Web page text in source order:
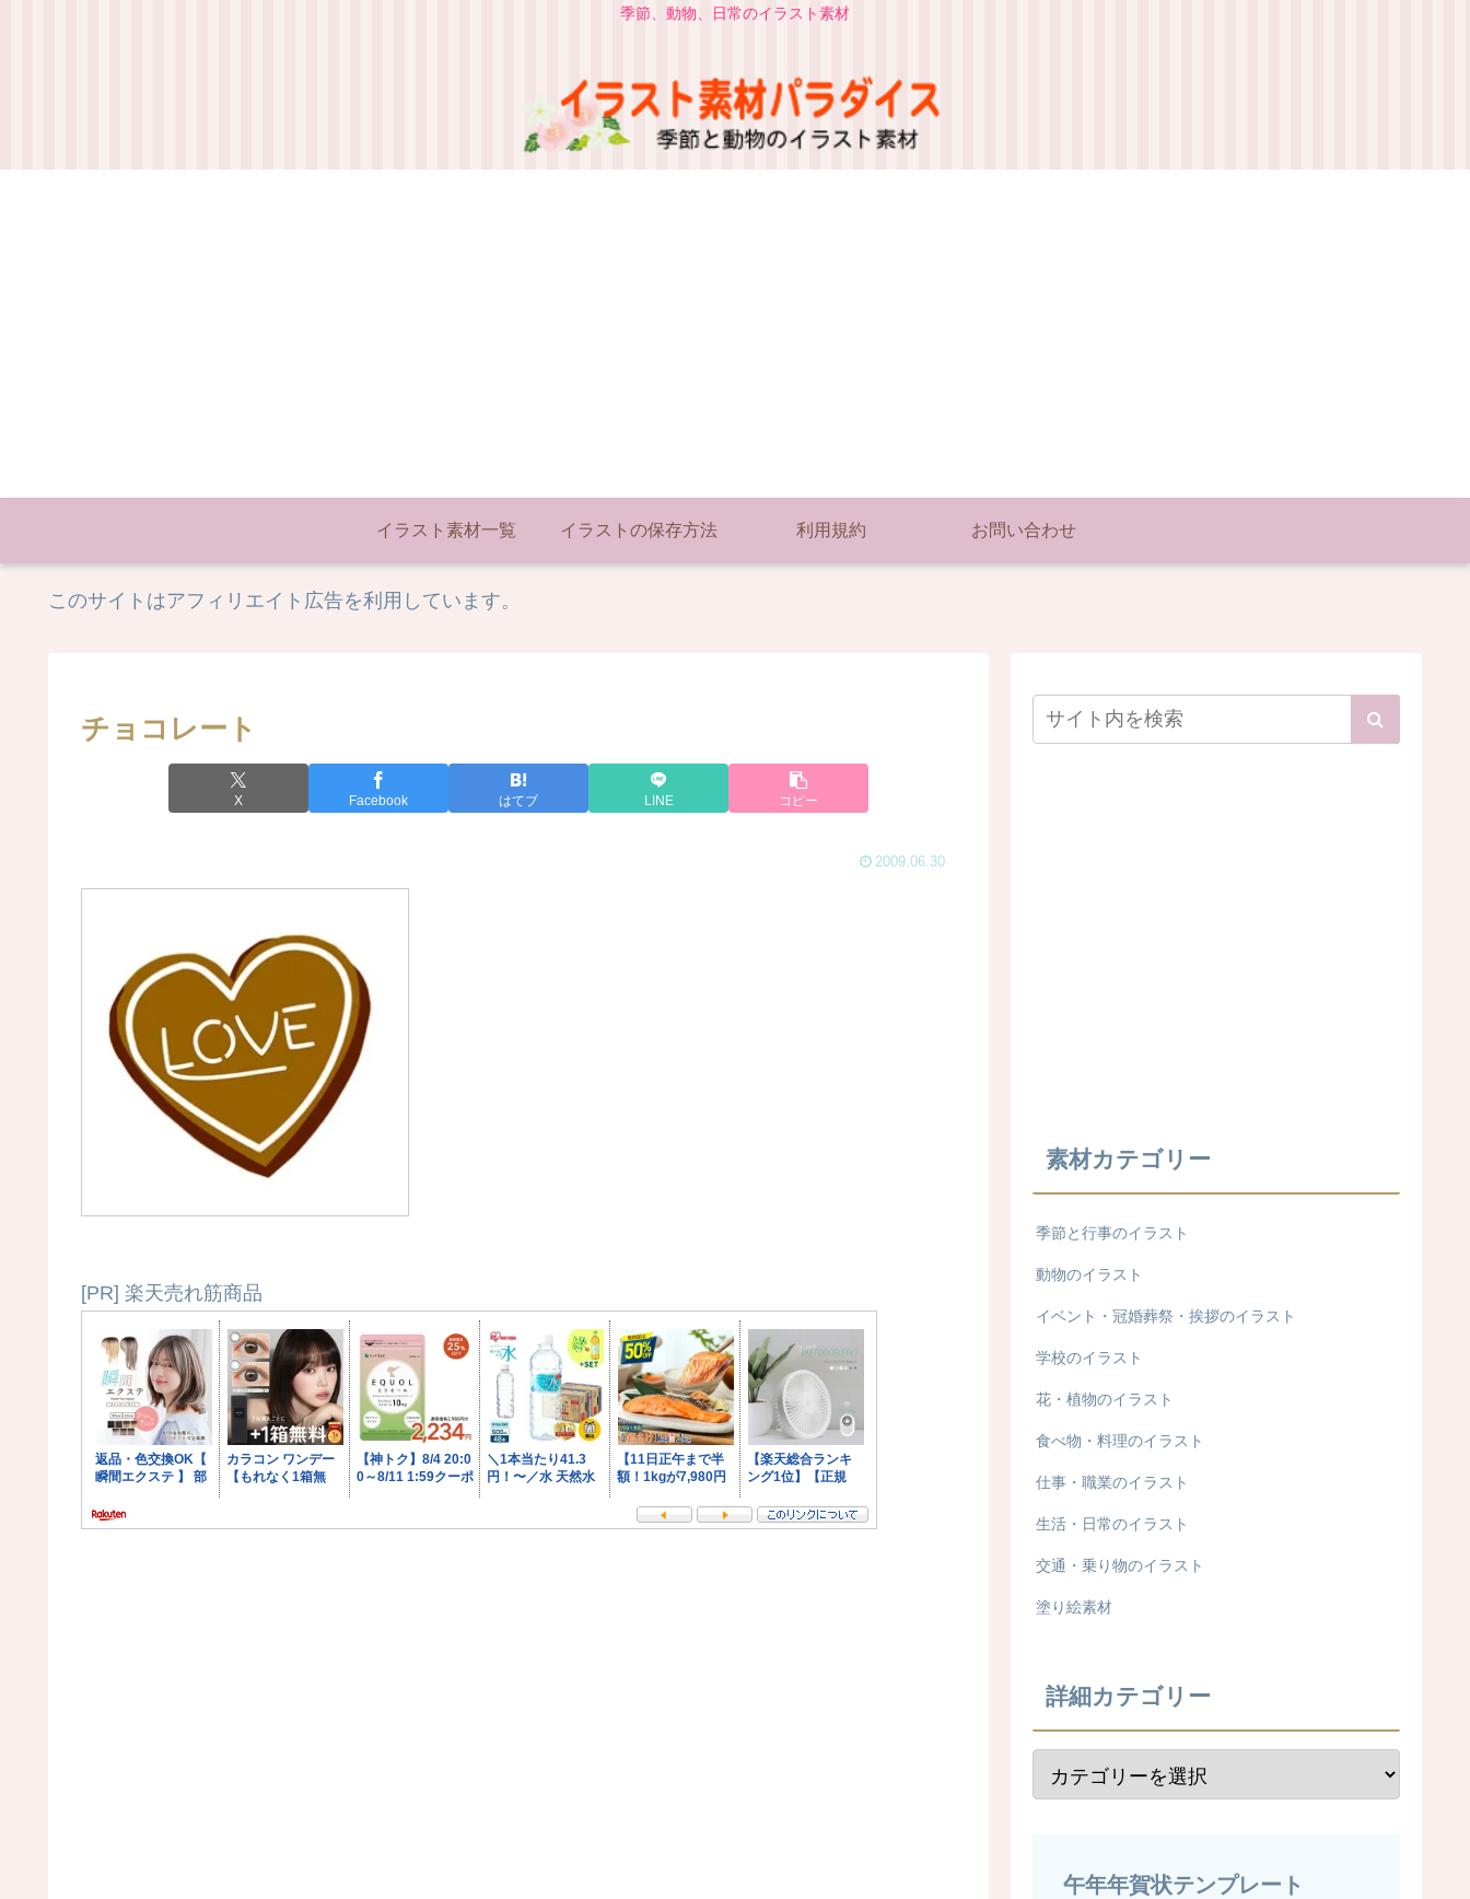
季節、動物、日常のイラスト素材
イラスト素材一覧 イラストの保存方法 利用規約 お問い合わせ
このサイトはアフィリエイト広告を利用しています。
チョコレート
X Facebook はてブ LINE コピー
2009.06.30
[PR] 楽天売れ筋商品
素材カテゴリー
季節と行事のイラスト
動物のイラスト
イベント・冠婚葬祭・挨拶のイラスト
学校のイラスト
花・植物のイラスト
食べ物・料理のイラスト
仕事・職業のイラスト
生活・日常のイラスト
交通・乗り物のイラスト
塗り絵素材
詳細カテゴリー
午年年賀状テンプレート